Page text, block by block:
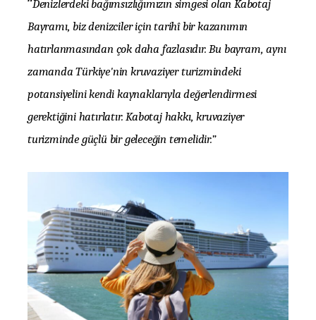
Denizlerdeki bağımsızlığımızın simgesi olan Kabotaj
Bayramı, biz denizciler için tarihî bir kazanımın
hatırlanmasından çok daha fazlasıdır. Bu bayram, aynı
zamanda Türkiye'nin kruvaziyer turizmindeki
potansiyelini kendi kaynaklarıyla değerlendirmesi
gerektiğini hatırlatır. Kabotaj hakkı, kruvaziyer
turizminde güçlü bir geleceğin temelidir.”